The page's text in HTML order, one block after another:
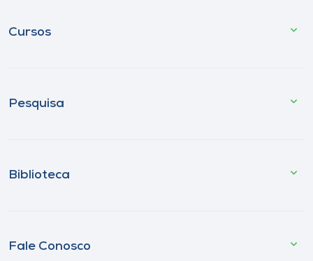
Cursos
Pesquisa
Biblioteca
Fale Conosco